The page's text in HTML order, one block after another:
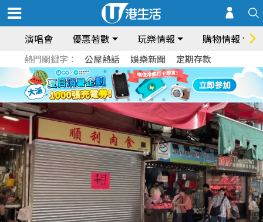
演唱會 優惠著數 玩樂情報 購物情報
熱門關鍵字： 公屋熱話 娛樂新聞 定期存款